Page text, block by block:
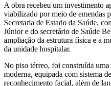
A obra recebeu um investimento
viabilizado por meio de emendas
Secretaria de Estado da Saúde,
Júnior e do secretário de Saúde
ampliação da estrutura física e a
da unidade hospitalar.
No piso térreo, foi construída uma
moderna, equipada com sistema
reconhecimento facial, além de